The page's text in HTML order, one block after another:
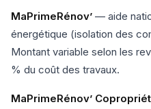
MaPrimeRénov’ — aide
énergétique (isolation des
Montant variable selon les
% du coût des travaux.
MaPrimeRénov’